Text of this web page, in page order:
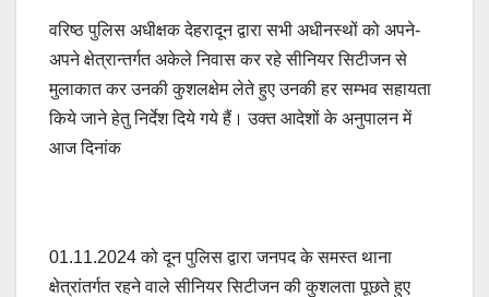
वरिष्ठ पुलिस अधीक्षक देहरादून द्वारा सभी अधीनस्थों को अपने-
अपने क्षेत्रान्तर्गत अकेले निवास कर रहे सीनियर सिटीजन से
मुलाकात कर उनकी कुशलक्षेम लेते हुए उनकी हर सम्भव सहायता
किये जाने हेतु निर्देश दिये गये हैं। उक्त आदेशों के अनुपालन में
आज दिनांक
01.11.2024 को दून पुलिस द्वारा जनपद के समस्त थाना
क्षेत्रांतर्गत रहने वाले सीनियर सिटीजन की कुशलता पूछते हुए